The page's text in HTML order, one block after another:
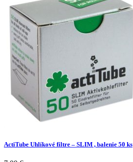
ActiTube Uhlíkové filtre – SLIM , balenie 50 ks